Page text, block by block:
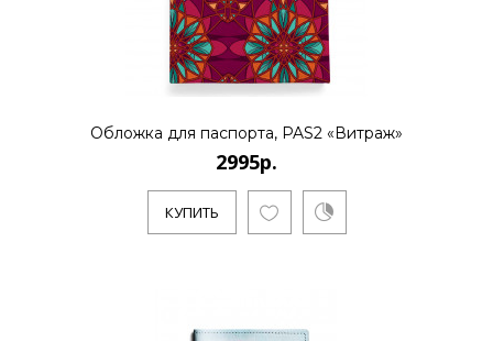
Обложка для паспорта, PAS2 «Витраж»
2995р.
КУПИТЬ